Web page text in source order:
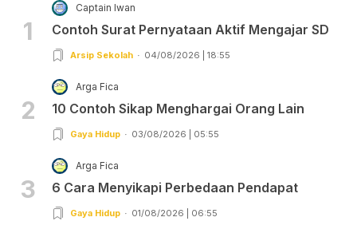
1
Captain Iwan
Contoh Surat Pernyataan Aktif Mengajar SD
Arsip Sekolah 04/08/2026 | 18:55
2
Arga Fica
10 Contoh Sikap Menghargai Orang Lain
Gaya Hidup 03/08/2026 | 05:55
3
Arga Fica
6 Cara Menyikapi Perbedaan Pendapat
Gaya Hidup 01/08/2026 | 06:55